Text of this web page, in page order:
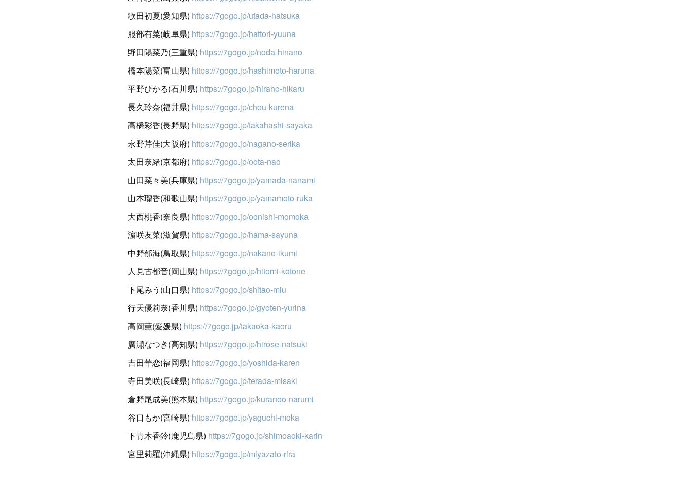
歌田初夏(愛知県) https://7gogo.jp/utada-hatsuka
服部有菜(岐阜県) https://7gogo.jp/hattori-yuuna
野田陽菜乃(三重県) https://7gogo.jp/noda-hinano
橋本陽菜(富山県) https://7gogo.jp/hashimoto-haruna
平野ひかる(石川県) https://7gogo.jp/hirano-hikaru
長久玲奈(福井県) https://7gogo.jp/chou-kurena
髙橋彩香(長野県) https://7gogo.jp/takahashi-sayaka
永野芹佳(大阪府) https://7gogo.jp/nagano-serika
太田奈緒(京都府) https://7gogo.jp/oota-nao
山田菜々美(兵庫県) https://7gogo.jp/yamada-nanami
山本瑠香(和歌山県) https://7gogo.jp/yamamoto-ruka
大西桃香(奈良県) https://7gogo.jp/oonishi-momoka
濵咲友菜(滋賀県) https://7gogo.jp/hama-sayuna
中野郁海(鳥取県) https://7gogo.jp/nakano-ikumi
人見古都音(岡山県) https://7gogo.jp/hitomi-kotone
下尾みう(山口県) https://7gogo.jp/shitao-miu
行天優莉奈(香川県) https://7gogo.jp/gyoten-yurina
高岡薫(愛媛県) https://7gogo.jp/takaoka-kaoru
廣瀬なつき(高知県) https://7gogo.jp/hirose-natsuki
吉田華恋(福岡県) https://7gogo.jp/yoshida-karen
寺田美咲(長崎県) https://7gogo.jp/terada-misaki
倉野尾成美(熊本県) https://7gogo.jp/kuranoo-narumi
谷口もか(宮崎県) https://7gogo.jp/yaguchi-moka
下青木香鈴(鹿児島県) https://7gogo.jp/shimoaoki-karin
宮里莉羅(沖縄県) https://7gogo.jp/miyazato-rira